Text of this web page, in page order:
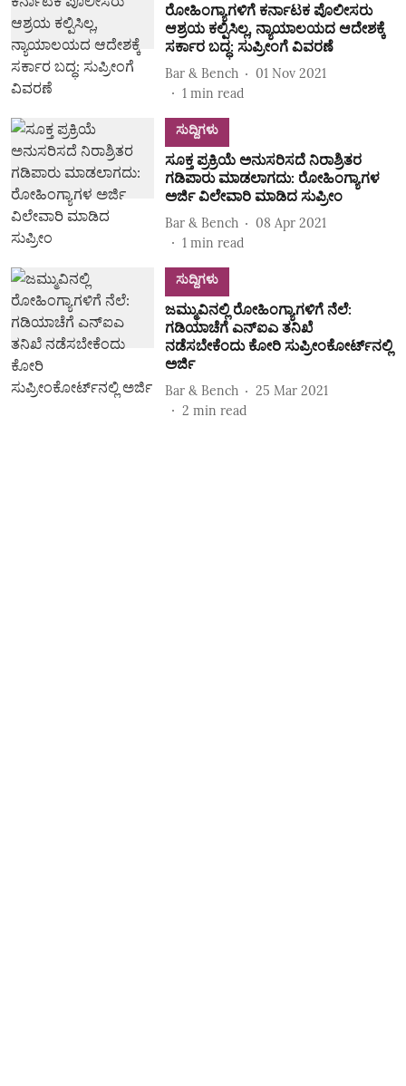
ರೋಹಿಂಗ್ಯಾಗಳಿಗೆ ಕರ್ನಾಟಕ ಪೊಲೀಸರು
ಆಶ್ರಯ ಕಲ್ಪಿಸಿಲ್ಲ, ನ್ಯಾಯಾಲಯದ ಆದೇಶಕ್ಕೆ
ಸರ್ಕಾರ ಬದ್ಧ: ಸುಪ್ರೀಂಗೆ ವಿವರಣೆ
Bar & Bench
01 Nov 2021
1 min read
ಸುದ್ದಿಗಳು
ಸೂಕ್ತ ಪ್ರಕ್ರಿಯೆ ಅನುಸರಿಸದೆ ನಿರಾಶ್ರಿತರ
ಗಡಿಪಾರು ಮಾಡಲಾಗದು: ರೋಹಿಂಗ್ಯಾಗಳ
ಅರ್ಜಿ ವಿಲೇವಾರಿ ಮಾಡಿದ ಸುಪ್ರೀಂ
Bar & Bench
08 Apr 2021
1 min read
ಸುದ್ದಿಗಳು
ಜಮ್ಮುವಿನಲ್ಲಿ ರೋಹಿಂಗ್ಯಾಗಳಿಗೆ ನೆಲೆ:
ಗಡಿಯಾಚೆಗೆ ಎನ್ಐಎ ತನಿಖೆ
ನಡೆಸಬೇಕೆಂದು ಕೋರಿ ಸುಪ್ರೀಂಕೋರ್ಟ್‌ನಲ್ಲಿ
ಅರ್ಜಿ
Bar & Bench
25 Mar 2021
2 min read